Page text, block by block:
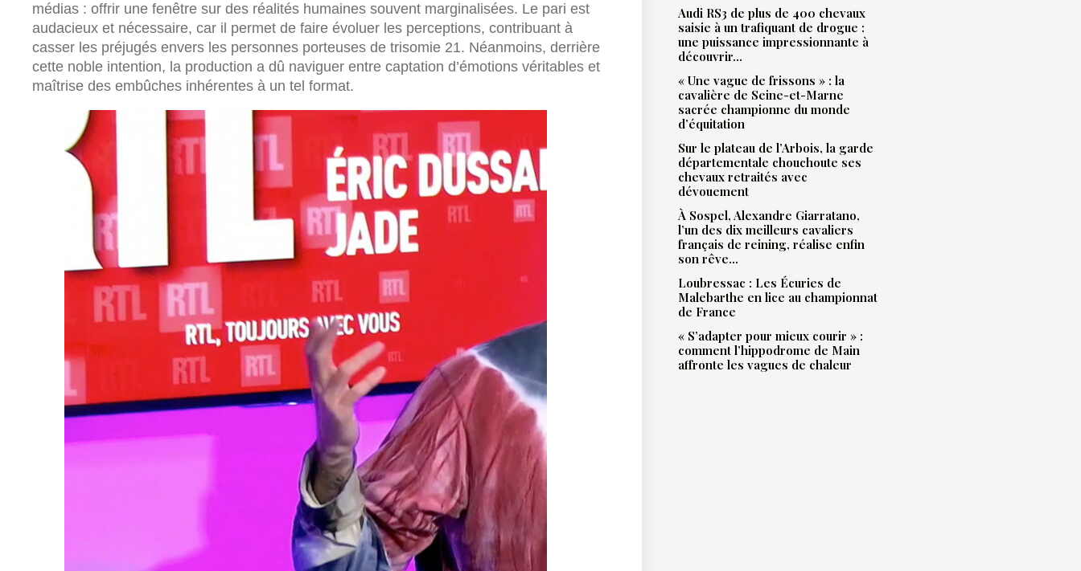
médias : offrir une fenêtre sur des réalités humaines souvent marginalisées. Le pari est
audacieux et nécessaire, car il permet de faire évoluer les perceptions, contribuant à
casser les préjugés envers les personnes porteuses de trisomie 21. Néanmoins, derrière
cette noble intention, la production a dû naviguer entre captation d’émotions véritables et
maîtrise des embûches inhérentes à un tel format.
Audi RS3 de plus de 400 chevaux
saisie à un trafiquant de drogue :
une puissance impressionnante à
découvrir…
« Une vague de frissons » : la
cavalière de Seine-et-Marne
sacrée championne du monde
d’équitation
Sur le plateau de l’Arbois, la garde
départementale chouchoute ses
chevaux retraités avec
dévouement
À Sospel, Alexandre Giarratano,
l’un des dix meilleurs cavaliers
français de reining, réalise enfin
son rêve…
Loubressac : Les Écuries de
Malebarthe en lice au championnat
de France
« S’adapter pour mieux courir » :
comment l’hippodrome de Main
affronte les vagues de chaleur